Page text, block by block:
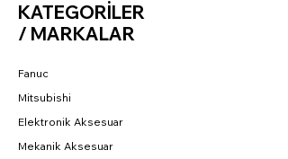
KATEGORİLER
/ MARKALAR
Fanuc
Mitsubishi
Elektronik Aksesuar
Mekanik Aksesuar